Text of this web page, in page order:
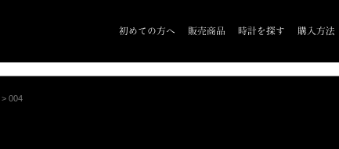
初めての方へ 販売商品 時計を探す 購入方法
> 004